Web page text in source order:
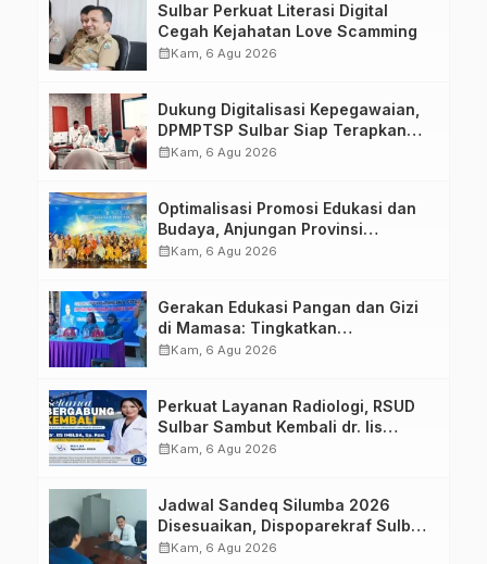
Sulbar Perkuat Literasi Digital
Cegah Kejahatan Love Scamming
calendar_monthKam, 6 Agu 2026
Dukung Digitalisasi Kepegawaian,
DPMPTSP Sulbar Siap Terapkan
Aplikasi FLEKSI ASN
calendar_monthKam, 6 Agu 2026
Optimalisasi Promosi Edukasi dan
Budaya, Anjungan Provinsi
Sulawesi Barat Perkuat Kolaborasi
calendar_monthKam, 6 Agu 2026
Gerakan Edukasi Pangan dan Gizi
di Mamasa: Tingkatkan
Pengetahuan dan Keterampilan
calendar_monthKam, 6 Agu 2026
Perkuat Layanan Radiologi, RSUD
Sulbar Sambut Kembali dr. Iis
Imelda, Sp.Rad
calendar_monthKam, 6 Agu 2026
Jadwal Sandeq Silumba 2026
Disesuaikan, Dispoparekraf Sulbar
Pastikan Persiapan Tetap
calendar_monthKam, 6 Agu 2026